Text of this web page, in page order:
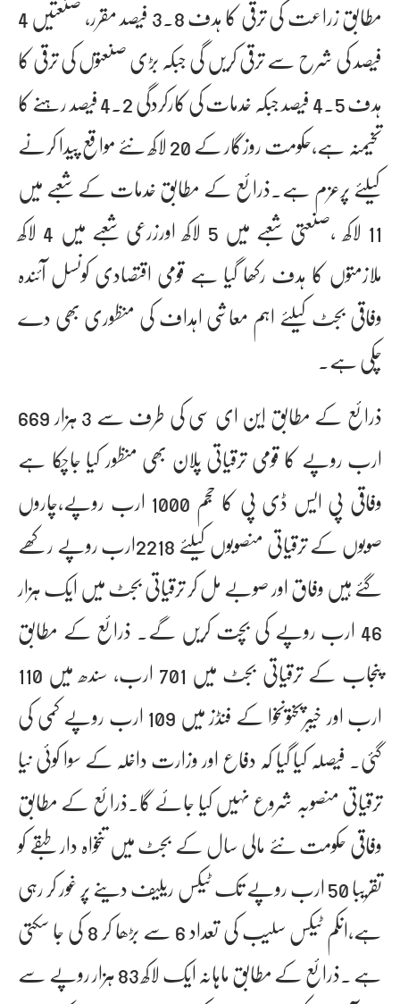
مطابق زراعت کی ترقی کا ہدف 3.8 فیصد مقرر، صنعتیں 4
فیصد کی شرح سے ترقی کریں گی جبکہ بڑی صنعتوں کی ترقی کا
ہدف 4.5 فیصد جبکہ خدمات کی کارکردگی 4.2 فیصد رہنے کا
تخیمنہ ہے،حکومت روزگار کے 20 لاکھ نئے مواقع پیدا کرنے
کیلئے پرعزم ہے۔ذرائع کے مطابق خدمات کے شعبے میں
11 لاکھ ،صنعتی شعبے میں 5 لاکھ اورزرعی شعبے میں 4 لاکھ
ملازمتوں کا ہدف رکھا گیا ہے قومی اقتصادی کونسل آئندہ
وفاقی بجٹ کیلئے اہم معاشی اہداف کی منظوری بھی دے
چکی ہے۔
ذرائع کے مطابق این ای سی کی طرف سے 3 ہزار 669
ارب روپے کا قومی ترقیاتی پلان بھی منظور کیا جاچکا ہے
وفاقی پی ایس ڈی پی کا حجم 1000 ارب روپے،چاروں
صوبوں کے ترقیاتی منصوبوں کیلئے 2218ارب روپے رکھے
گئے ہیں وفاق اور صوبے مل کر ترقیاتی بجٹ میں ایک ہزار
46 ارب روپے کی بچت کریں گے۔ ذرائع کے مطابق
پنجاب کے ترقیاتی بجٹ میں 701 ارب، سندھ میں 110
ارب اور خیبرپختونخوا کے فنڈز میں 109 ارب روپے کمی کی
گئی۔ فیصلہ کیا گیا کہ دفاع اور وزارت داخلہ کے سوا کوئی نیا
ترقیاتی منصوبہ شروع نہیں کیا جائے گا۔ذرائع کے مطابق
وفاقی حکومت نئے مالی سال کے بجٹ میں تنخواہ دار طبقے کو
تقریبا 50 ارب روپے تک ٹیکس ریلیف دینے پر غور کر رہی
ہے،انکم ٹیکس سلیب کی تعداد 6 سے بڑھا کر 8 کی جا سکتی
ہے ۔ذرائع کے مطابق ماہانہ ایک لاکھ 83 ہزار روپے سے